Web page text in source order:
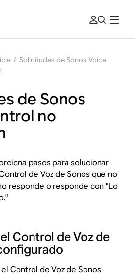
/ Solicitudes de Sonos Voice
de Sonos
no
pasos para solucionar
de Voz de Sonos que no
responde o responde con "Lo
Control de Voz de
Control de Voz de Sonos